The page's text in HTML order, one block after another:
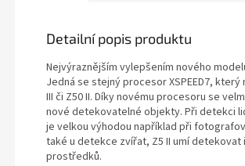
Detailní popis produktu
Nejvýraznějším vylepšením nového
Jedná se stejný procesor XSPEED7,
III či Z50 II. Díky novému procesoru se
nové detekovatelné objekty. Při detekci
je velkou výhodou například při
také u detekce zvířat, Z5 II umí
prostředků.